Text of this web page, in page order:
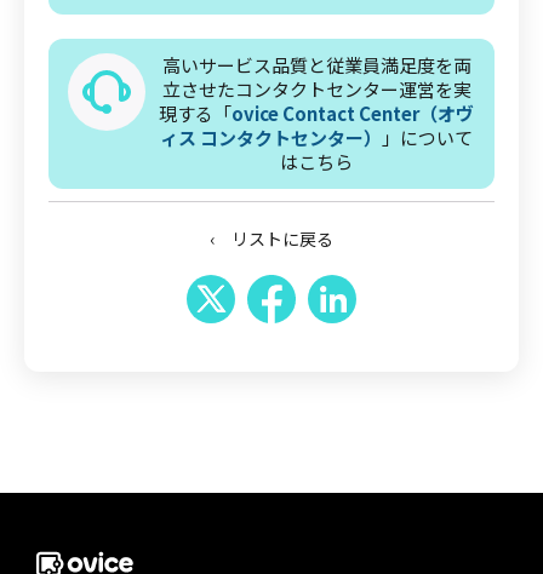
高いサービス品質と従業員満足度を両
立させたコンタクトセンター運営を実
現する「ovice Contact Center（オヴ
ィス コンタクトセンター）
」について
はこちら
‹ リストに戻る